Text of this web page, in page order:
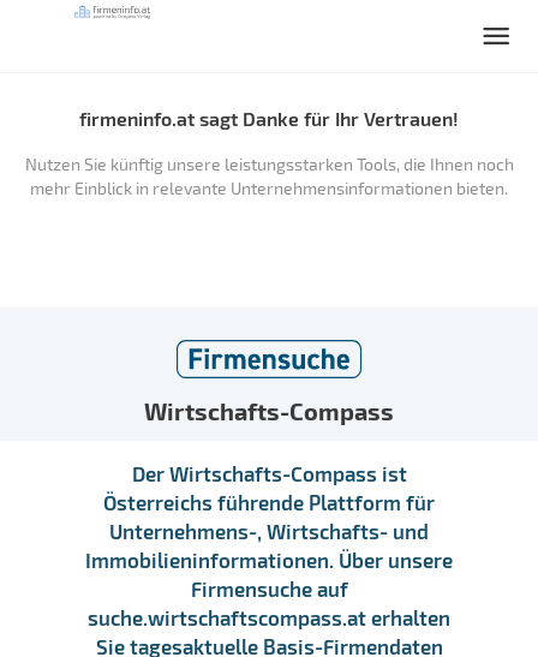
firmeninfo.at sagt Danke für Ihr Vertrauen!
Nutzen Sie künftig unsere leistungsstarken Tools, die Ihnen noch
mehr Einblick in relevante Unternehmensinformationen bieten.
Wirtschafts-Compass
Der Wirtschafts-Compass ist
Österreichs führende Plattform für
Unternehmens-, Wirtschafts- und
Immobilieninformationen. Über unsere
Firmensuche auf
suche.wirtschaftscompass.at erhalten
Sie tagesaktuelle Basis-Firmendaten